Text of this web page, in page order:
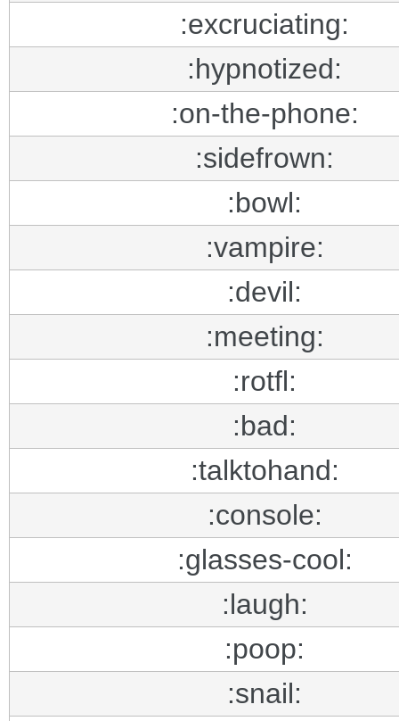
:excruciating:
:hypnotized:
:on-the-phone:
:sidefrown:
:bowl:
:vampire:
:devil:
:meeting:
:rotfl:
:bad:
:talktohand:
:console:
:glasses-cool:
:laugh:
:poop:
:snail: